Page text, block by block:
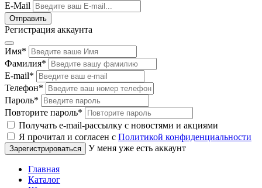
E-Mail
Регистрация аккаунта
Имя*
Фамилия*
E-mail*
Телефон*
Пароль*
Повторите пароль*
Получать e-mail-рассылку с новостями и акциями
Я прочитал и согласен с Политикой конфиденциальности
У меня уже есть аккаунт
Главная
Каталог